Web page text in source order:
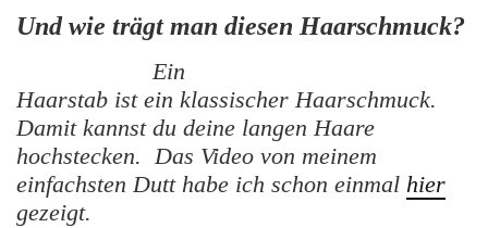
Und wie trägt man diesen Haarschmuck?
Ein
Haarstab ist ein klassischer Haarschmuck.
Damit kannst du deine langen Haare
hochstecken. Das Video von meinem
einfachsten Dutt habe ich schon einmal hier
gezeigt.